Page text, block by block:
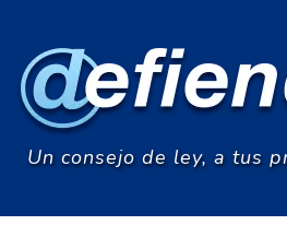
contenido
Un consejo de ley, a tus